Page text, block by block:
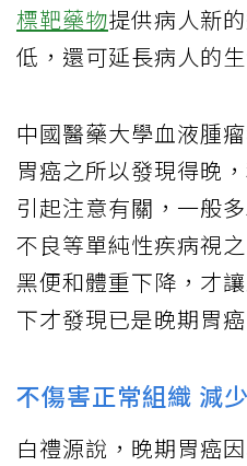
標靶藥物提供病人新
低，還可延長病人的生
中國醫藥大學血液腫
胃癌之所以發現得晚
引起注意有關，一般
不良等單純性疾病視
黑便和體重下降，才
下才發現已是晚期胃癌
不傷害正常組織 減
白禮源說，晚期胃癌